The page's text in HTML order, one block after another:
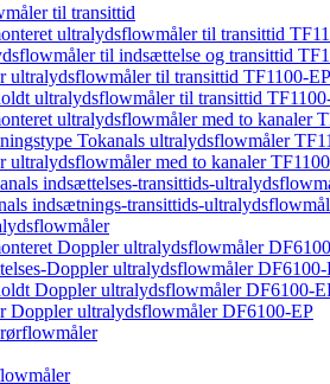
til transittid
ultralydsflowmåler til transittid
til indsættelse og transittid
ultralydsflowmåler til transittid TF1100-EP
ultralydsflowmåler til transittid
ultralydsflowmåler med to kanaler
Tokanals ultralydsflowmåler
ultralydsflowmåler med to kanaler
indsættelses-transittids-
indsætnings-transittids-
Doppler ultralydsflowmåler
Doppler ultralydsflowmåler
Doppler ultralydsflowmåler DF6100-
Doppler ultralydsflowmåler DF6100-EP